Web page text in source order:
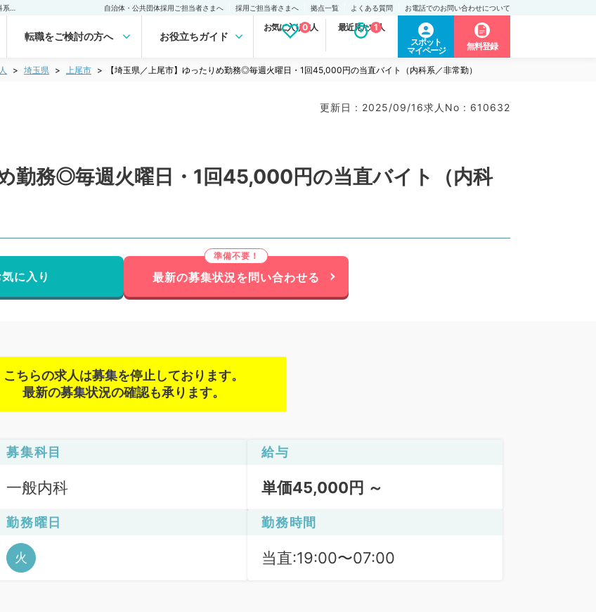
自治体・公共団体採用ご担当者さまへ 採用ご担当者さまへ 拠点一覧 よくある質問 お電話でのお問い合わせについて
転職をご検討の方へ お役立ちガイド
お気に入り求人
0 最近見た求人
1
スポット
マイページ
無料登録
埼玉県 上尾市 【埼玉県／上尾市】ゆったりめ勤務◎毎週火曜日・1回45,000円の当直バイト（内科系／非常勤）
更新日 : 2025/09/16求人No : 610632
勤務◎毎週火曜日・1回45,000円の当直バイト（内科
に入り 最新の募集状況を問い合わせる
こちらの求人は募集を停止しております。
最新の募集状況の確認も承ります。
募集科目
一般内科
給与
単価45,000円 ～
勤務曜日
火
勤務時間
当直:19:00〜07:00